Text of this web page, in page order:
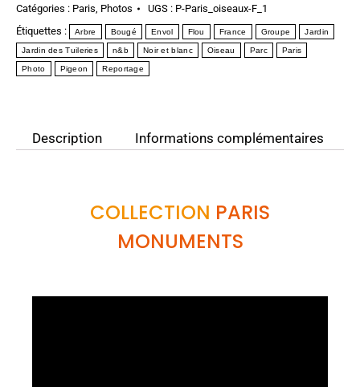
Catégories : Paris, Photos UGS : P-Paris_oiseaux-F_1
Étiquettes :
Arbre Bougé Envol Flou France Groupe Jardin
Jardin des Tuileries n&b Noir et blanc Oiseau Parc Paris
Photo Pigeon Reportage
Description Informations complémentaires
COLLECTION PARIS
MONUMENTS